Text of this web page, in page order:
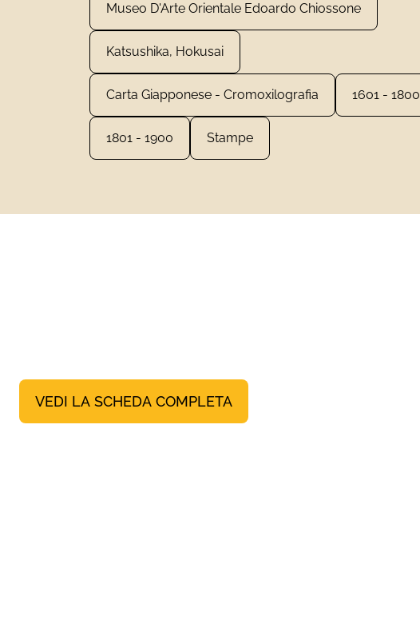
Museo D'Arte Orientale Edoardo Chiossone
Katsushika, Hokusai
Carta Giapponese - Cromoxilografia 1601 - 1800
1801 - 1900 Stampe
VEDI LA SCHEDA COMPLETA